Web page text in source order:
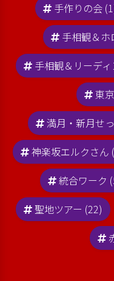
手作りの会
手相観＆ホ
手相観＆リーデ
東
満月・新月せ
神楽坂エルクさん
統合ワーク
聖地ツアー (22)